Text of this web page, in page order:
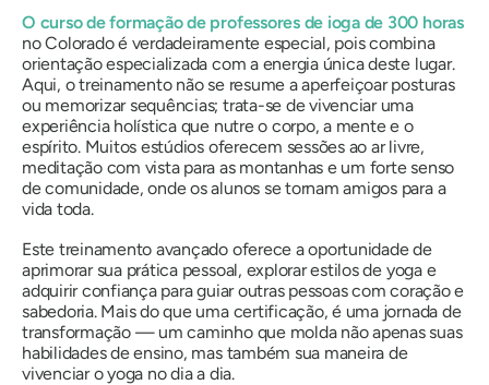
O curso de formação de professores de ioga de 300 horas
no Colorado é verdadeiramente especial, pois combina
orientação especializada com a energia única deste lugar.
Aqui, o treinamento não se resume a aperfeiçoar posturas
ou memorizar sequências; trata-se de vivenciar uma
experiência holística que nutre o corpo, a mente e o
espírito. Muitos estúdios oferecem sessões ao ar livre,
meditação com vista para as montanhas e um forte senso
de comunidade, onde os alunos se tornam amigos para a
vida toda.
Este treinamento avançado oferece a oportunidade de
aprimorar sua prática pessoal, explorar estilos de yoga e
adquirir confiança para guiar outras pessoas com coração e
sabedoria. Mais do que uma certificação, é uma jornada de
transformação — um caminho que molda não apenas suas
habilidades de ensino, mas também sua maneira de
vivenciar o yoga no dia a dia.